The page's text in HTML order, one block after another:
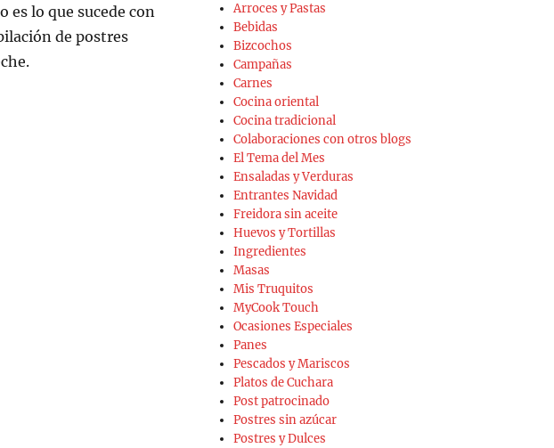
es lo que sucede con
de postres
Arroces y Pastas
Bebidas
Bizcochos
Campañas
Carnes
Cocina oriental
Cocina tradicional
Colaboraciones con otros blogs
El Tema del Mes
Ensaladas y Verduras
Entrantes Navidad
Freidora sin aceite
Huevos y Tortillas
Ingredientes
Masas
Mis Truquitos
MyCook Touch
Ocasiones Especiales
Panes
Pescados y Mariscos
Platos de Cuchara
Post patrocinado
Postres sin azúcar
Postres y Dulces